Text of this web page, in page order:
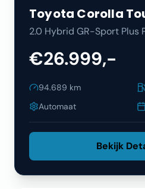
Toyota Corolla
2.0 Hybrid GR-Sport Plus
€26.999,-
94.689 km
Automaat
Bekijk